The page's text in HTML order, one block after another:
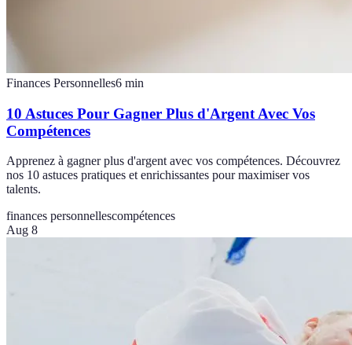
Finances Personnelles6 min
10 Astuces Pour Gagner Plus d'Argent Avec Vos
Compétences
Apprenez à gagner plus d'argent avec vos compétences. Découvrez
nos 10 astuces pratiques et enrichissantes pour maximiser vos
talents.
finances personnellescompétences
Aug 8